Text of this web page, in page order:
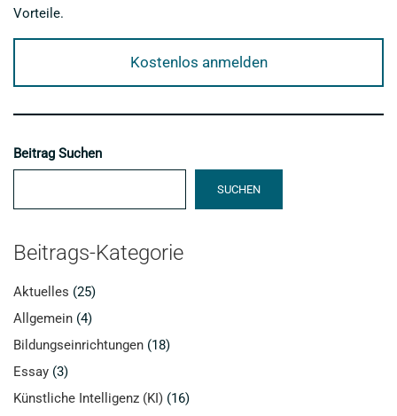
Vorteile.
Kostenlos anmelden
Beitrag Suchen
SUCHEN
Beitrags-Kategorie
Aktuelles (25)
Allgemein (4)
Bildungseinrichtungen (18)
Essay (3)
Künstliche Intelligenz (KI) (16)